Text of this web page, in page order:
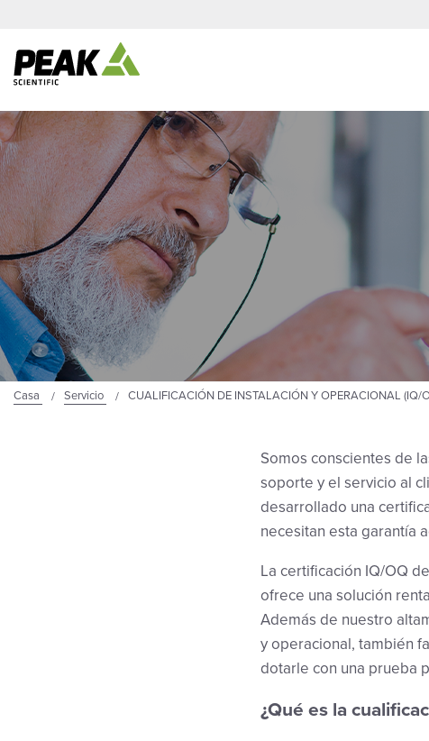
Casa Servicio CUALIFICACIÓN DE INSTALACIÓN Y OPERACIONAL (IQ/
Somos conscientes de
soporte y el servicio al
desarrollado una
necesitan esta garantía
La certificación IQ/OQ
ofrece una solución
Además de nuestro
y operacional, también
dotarle con una prueba
¿Qué es la